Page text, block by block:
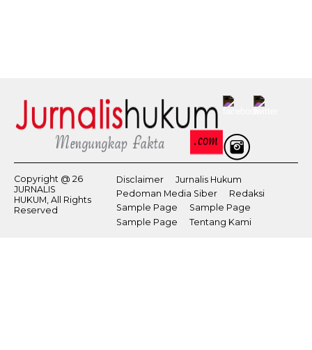
Copyright @ 26
JURNALIS
HUKUM, All Rights
Reserved
Disclaimer
Jurnalis Hukum
Pedoman Media Siber
Redaksi
Sample Page
Sample Page
Sample Page
Tentang Kami